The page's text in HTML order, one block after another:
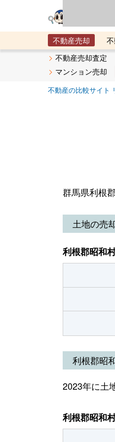
不動産売却
メタ住宅展示場
不動産売却査定
マンション売却
不動産の比較サイト
群馬県利根
土地の売
利根郡昭和
利根郡昭
2023年に土
利根郡昭和